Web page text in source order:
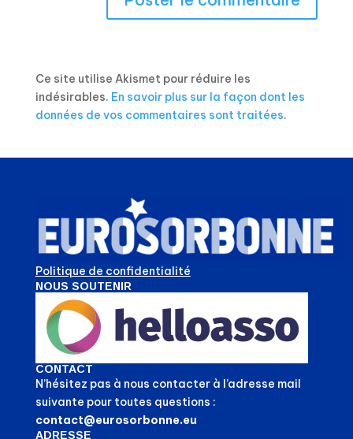
Ce site utilise Akismet pour réduire les
indésirables. En savoir plus sur la façon dont les
données de vos commentaires sont traitées.
Politique de confidentialité
NOUS SOUTENIR
CONTACT
N’hésitez pas à nous contacter à l’adresse mail
suivante pour toutes questions :
contact@eurosorbonne.eu
ADRESSE